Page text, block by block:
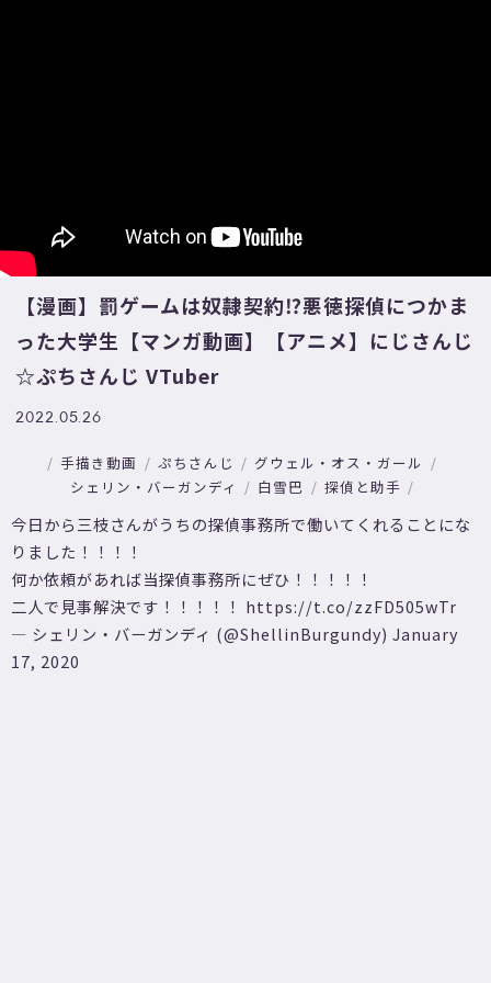
【漫画】罰ゲームは奴隷契約⁉悪徳探偵につかま
った大学生【マンガ動画】【アニメ】にじさんじ
☆ぷちさんじ VTuber
2022.05.26
手描き動画 ぷちさんじ
グウェル・オス・ガール
シェリン・バーガンディ
白雪巴 探偵と助手
今日から三枝さんがうちの探偵事務所で働いてくれることにな
りました！！！！
何か依頼があれば当探偵事務所にぜひ！！！！！
二人で見事解決です！！！！！ https://t.co/zzFD505wTr
— シェリン・バーガンディ (@ShellinBurgundy) January
17, 2020